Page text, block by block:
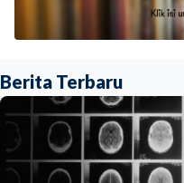
Berita Terbaru